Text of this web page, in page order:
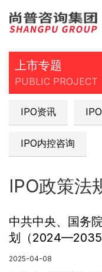
上市专题
PUBLIC PROJECT
IPO资讯
IPO内控咨询
IPO政策法
中共中央、国务
划（2024—2035
2025-04-08